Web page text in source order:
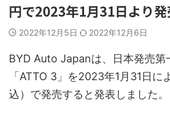
円で2023年1月31日より発
2022年12月5日 2022年12月6日
BYD Auto Japanは、日本発売第
「ATTO 3」を2023年1月31日
込）で発売すると発表しました。